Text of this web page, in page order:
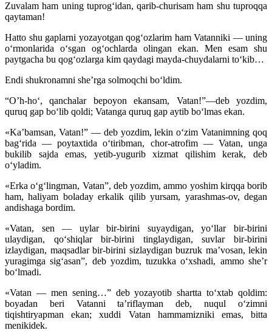
Zuvalam ham uning tuprog‘idan, qarib-churisam ham shu tuproqqa
qaytaman!
Hatto shu gaplarni yozayotgan qog‘ozlarim ham Vatanniki — uning
o‘rmonlarida o‘sgan og‘ochlarda olingan ekan. Men esam shu
paytgacha bu qog‘ozlarga kim qaydagi mayda-chuydalarni to‘kib…
Endi shukronamni she’rga solmoqchi bo‘ldim.
“O’h-ho‘, qanchalar bepoyon ekansam, Vatan!”—deb yozdim,
quruq gap bo‘lib qoldi; Vatanga quruq gap aytib bo‘lmas ekan.
«Ka’bamsan, Vatan!” — deb yozdim, lekin o‘zim Vatanimning qoq
bag‘rida — poytaxtida o‘tiribman, chor-atrofim — Vatan, unga
bukilib sajda emas, yetib-yugurib xizmat qilishim kerak, deb
o‘yladim.
«Erka o‘g‘lingman, Vatan”, deb yozdim, ammo yoshim kirqqa borib
ham, haliyam boladay erkalik qilib yursam, yarashmas-ov, degan
andishaga bordim.
«Vatan, sen — uylar bir-birini suyaydigan, yo‘llar bir-birini
ulaydigan, qo‘shiqlar bir-birini tinglaydigan, suvlar bir-birini
izlaydigan, maqsadlar bir-birini sizlaydigan buzruk ma’vosan, lekin
yuragimga sig‘asan”, deb yozdim, tuzukka o‘xshadi, ammo she’r
bo‘lmadi.
«Vatan — men sening…” deb yozayotib shartta to‘xtab qoldim:
boyadan beri Vatanni ta’riflayman deb, nuqul o‘zimni
tiqishtiryapman ekan; xuddi Vatan hammamizniki emas, bitta
menikidek.